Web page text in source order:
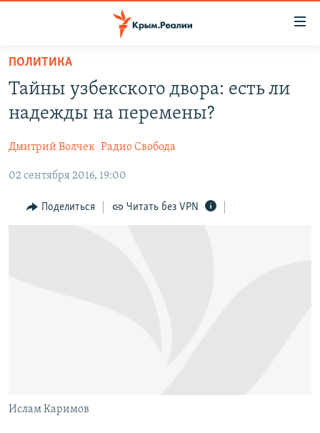
Вернуться
основному
содержанию
навигации
Вернутся
СПЕЦПРОЕКТЫ
КАРТА ВОЕННЫХ ОБЪЕКТОВ КРЫМА
11 ЛЕТ ОККУПАЦИИ КРЫМА. 11 ИСТОРИЙ СОПРОТИВЛЕНИЯ
ИСТОРИЯ
ЕЩЕ
ИНТЕРАКТИВ
УКРАИНСКАЯ ПРОБЛЕМА КРЫМА
РАДІО СВОБОДА
ПОЛИТИКА
Тайны узбекского двора: есть ли
надежды на перемены?
Дмитрий Волчек Радио Свобода
02 сентября 2016, 19:00
Поделиться Читать без VPN
Ислам Каримов